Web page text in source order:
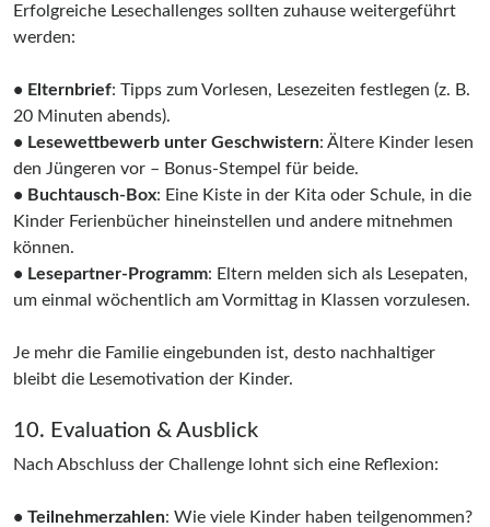
Erfolgreiche Lesechallenges sollten zuhause weitergeführt
werden:
• Elternbrief: Tipps zum Vorlesen, Lesezeiten festlegen (z. B.
20 Minuten abends).
• Lesewettbewerb unter Geschwistern: Ältere Kinder lesen
den Jüngeren vor – Bonus-Stempel für beide.
• Buchtausch-Box: Eine Kiste in der Kita oder Schule, in die
Kinder Ferienbücher hineinstellen und andere mitnehmen
können.
• Lesepartner-Programm: Eltern melden sich als Lesepaten,
um einmal wöchentlich am Vormittag in Klassen vorzulesen.
Je mehr die Familie eingebunden ist, desto nachhaltiger
bleibt die Lesemotivation der Kinder.
10. Evaluation & Ausblick
Nach Abschluss der Challenge lohnt sich eine Reflexion:
• Teilnehmerzahlen: Wie viele Kinder haben teilgenommen?